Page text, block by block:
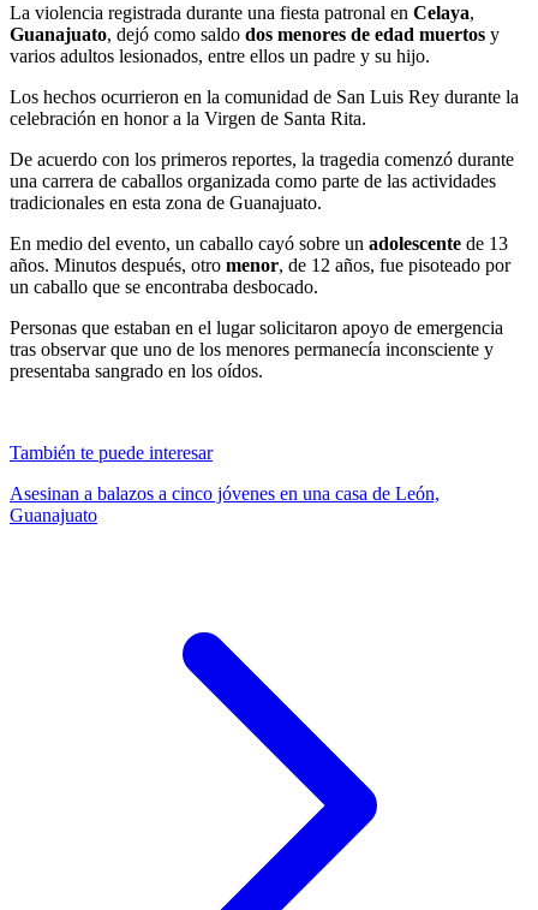
La violencia registrada durante una fiesta patronal en Celaya,
Guanajuato, dejó como saldo dos menores de edad muertos y
varios adultos lesionados, entre ellos un padre y su hijo.
Los hechos ocurrieron en la comunidad de San Luis Rey durante la
celebración en honor a la Virgen de Santa Rita.
De acuerdo con los primeros reportes, la tragedia comenzó durante
una carrera de caballos organizada como parte de las actividades
tradicionales en esta zona de Guanajuato.
En medio del evento, un caballo cayó sobre un adolescente de 13
años. Minutos después, otro menor, de 12 años, fue pisoteado por
un caballo que se encontraba desbocado.
Personas que estaban en el lugar solicitaron apoyo de emergencia
tras observar que uno de los menores permanecía inconsciente y
presentaba sangrado en los oídos.
También te puede interesar
Asesinan a balazos a cinco jóvenes en una casa de León,
Guanajuato